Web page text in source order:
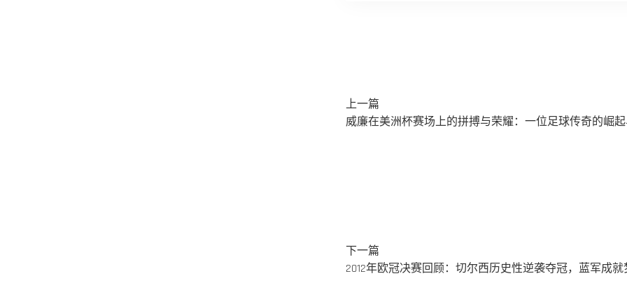
上一篇
威廉在美洲杯赛场上的拼搏与荣耀：一位足球传奇的崛
下一篇
2012年欧冠决赛回顾：切尔西历史性逆袭夺冠，蓝军成